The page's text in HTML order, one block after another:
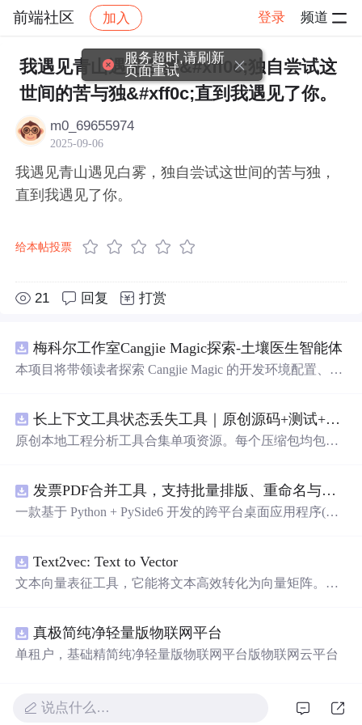
前端社区 加入 登录 频道
社区 前端社区 感慨 帖子详情
我遇见青山遇见白雾&#xff0c;独自尝试这
世间的苦与独&#xff0c;直到我遇见了你。
m0_69655974
2025-09-06
我遇见青山遇见白雾，独自尝试这世间的苦与独，
直到我遇见了你。
给本帖投票
21 回复 打赏
梅科尔工作室Cangjie Magic探索-土壤医生智能体
本项目将带领读者探索 Cangjie Magic 的开发环境配置、智
长上下文工具状态丢失工具｜原创源码+测试+离线报告
原创本地工程分析工具合集单项资源。每个压缩包均包含
行效果图、README、运行说明、功能清单、MIT License
及原创授权声明。Node.js 18+ 可直接运行，零第三方运行
发票PDF合并工具，支持批量排版、重命名与查重（源码附安装部署教程）
一款基于 Python + PySide6 开发的跨平台桌面应用程序(支
景下的发票 软件架构 前端框架: PySide6 (Qt 跨平台 GUI 框
架) PDF 处理: PyMuPDF (fitz) 编程语言: Python 3 打包工具:
内自由选择排版布局 双模式处理：普通模式（保留PDF矢
量信息和发票监制章）、图像模式（高精度图片转换） 打
印顺序：支持按列表顺序、开票日期、开票金额三种方式
持滚轮缩放查看 文件列表显示：文件名、金额、开票日
期、路径、修改日期、大小 文件管理：支持上移/下移调整
Text2vec: Text to Vector
文本向量表征工具，它能将文本高效转化为向量矩阵。该
用的特性。
真极简纯净轻量版物联网平台
单租户，基础精简纯净轻量版物联网平台版物联网云平台
说点什么…
服务超时,请刷新
页面重试